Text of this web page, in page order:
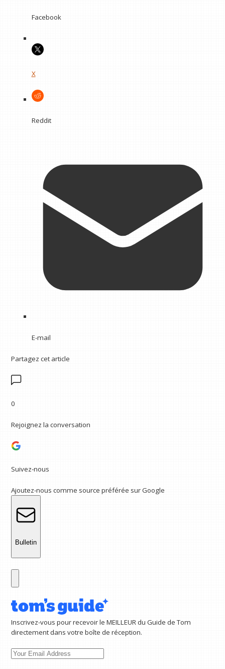
Facebook
X
Reddit
E-mail
Partagez cet article
0
Rejoignez la conversation
Suivez-nous
Ajoutez-nous comme source préférée sur Google
Bulletin
Inscrivez-vous pour recevoir le MEILLEUR du Guide de Tom
directement dans votre boîte de réception.